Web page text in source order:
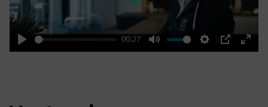
Play
00:27
Mute Settings
PIP
Enter